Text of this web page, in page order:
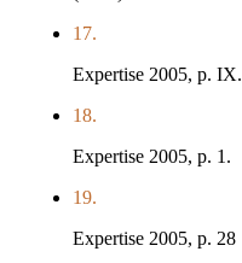
17.
Expertise 2005, p. IX.
18.
Expertise 2005, p. 1.
19.
Expertise 2005, p. 28